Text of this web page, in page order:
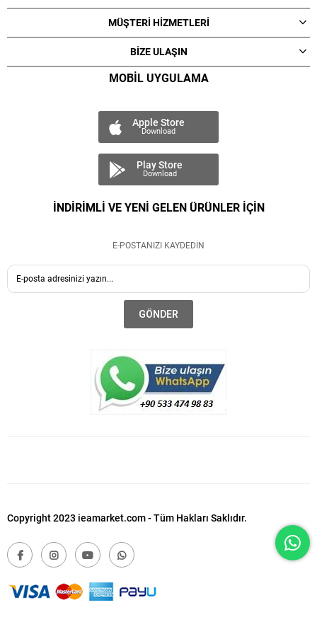
MÜŞTERİ HİZMETLERİ
BİZE ULAŞIN
MOBİL UYGULAMA
Apple Store
Download
Play Store
Download
İNDİRİMLİ VE YENİ GELEN ÜRÜNLER İÇİN
E-POSTANIZI KAYDEDİN
GÖNDER
Copyright 2023 ieamarket.com - Tüm Hakları Saklıdır.